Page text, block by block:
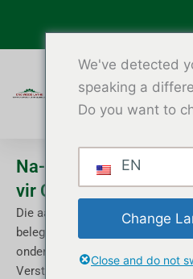
na
Na-verkope
vir CNC-
Die aankoop van 'n CNC-
belegging. Selfs die hoogste
onderhoud, af en toe
Verstaan 'n vervaardiger sena-
We've detected
speaking a
Do you want to
EN
Change
Close and do not